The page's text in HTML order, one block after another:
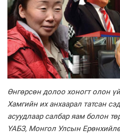
Өнгөрсөн долоо хоногт олон
Хамгийн их анхаарал татсан
асуудлаар салбар яам болон
ҮАБЗ, Монгол Улсын